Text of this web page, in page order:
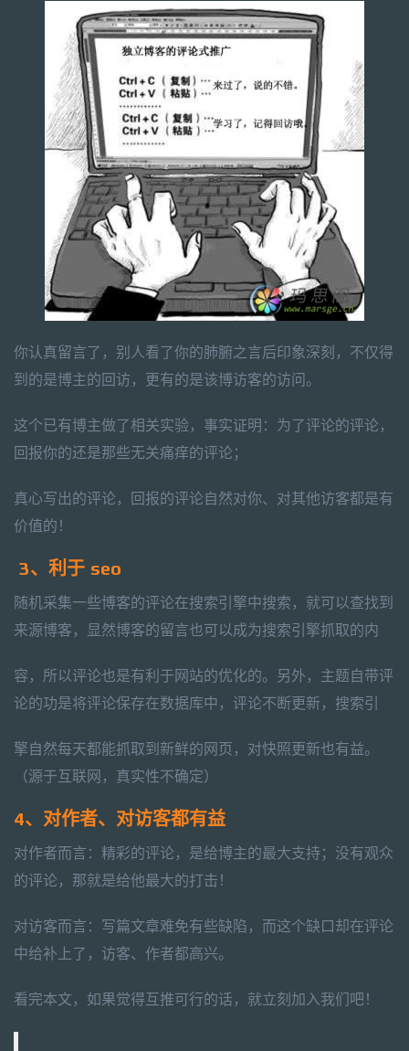
你认真留言了，别人看了你的肺腑之言后印象深刻，不仅得
到的是博主的回访，更有的是该博访客的访问。
这个已有博主做了相关实验，事实证明：为了评论的评论，
回报你的还是那些无关痛痒的评论；
真心写出的评论，回报的评论自然对你、对其他访客都是有
价值的！
3、利于 seo
随机采集一些博客的评论在搜索引擎中搜索，就可以查找到
来源博客，显然博客的留言也可以成为搜索引擎抓取的内
容，所以评论也是有利于网站的优化的。另外，主题自带评
论的功是将评论保存在数据库中，评论不断更新，搜索引
擎自然每天都能抓取到新鲜的网页，对快照更新也有益。
（源于互联网，真实性不确定）
4、对作者、对访客都有益
对作者而言：精彩的评论，是给博主的最大支持；没有观众
的评论，那就是给他最大的打击！
对访客而言：写篇文章难免有些缺陷，而这个缺口却在评论
中给补上了，访客、作者都高兴。
看完本文，如果觉得互推可行的话，就立刻加入我们吧！